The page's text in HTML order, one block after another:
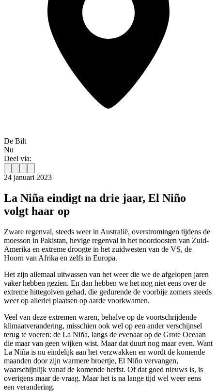
De Bilt
Nu
Deel via:
24 januari 2023
La Niña eindigt na drie jaar, El Niño
volgt haar op
Zware regenval, steeds weer in Australië, overstromingen tijdens de
moesson in Pakistan, hevige regenval in het noordoosten van Zuid-
Amerika en extreme droogte in het zuidwesten van de VS, de
Hoorn van Afrika en zelfs in Europa.
Het zijn allemaal uitwassen van het weer die we de afgelopen jaren
vaker hebben gezien. En dan hebben we het nog niet eens over de
extreme hittegolven gehad, die gedurende de voorbije zomers steeds
weer op allerlei plaatsen op aarde voorkwamen.
Veel van deze extremen waren, behalve op de voortschrijdende
klimaatverandering, misschien ook wel op een ander verschijnsel
terug te voeren: de La Niña, langs de evenaar op de Grote Oceaan
die maar van geen wijken wist. Maar dat duurt nog maar even. Want
La Niña is nu eindelijk aan het verzwakken en wordt de komende
maanden door zijn warmere broertje, El Niño vervangen,
waarschijnlijk vanaf de komende herfst. Of dat goed nieuws is, is
overigens maar de vraag. Maar het is na lange tijd wel weer eens
een verandering.